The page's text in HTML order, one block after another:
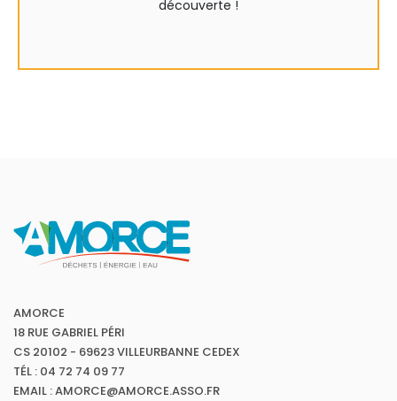
découverte !
AMORCE
18 RUE GABRIEL PÉRI
CS 20102 - 69623 VILLEURBANNE CEDEX
TÉL : 04 72 74 09 77
EMAIL : AMORCE@AMORCE.ASSO.FR